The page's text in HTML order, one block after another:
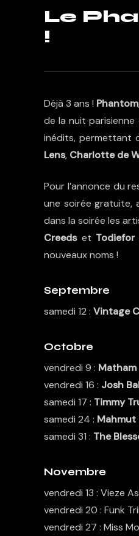
Le
!
Déjà 3 ans ! Phantom
de la nuit
inédits, permettant
Lens, Charlotte de
Pour l’annonce du
une soirée gratuite,
dans la soirée les
Creedset Todiefor
nouveaux noms !
Septembre
samedi 12 : Vintage
Octobre
vendredi 9 : Matham
vendredi 16 : Josh
samedi 17 : Timmy
samedi 24 : Mahmut
samedi 31 : The
Novembre
vendredi 13 : Vieze
vendredi 20 : Funk
vendredi 27 : Miss